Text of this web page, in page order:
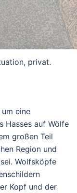
privat.
eine
Hasses auf Wölfe
großen Teil
Region und
Wolfsköpfe
Kopf und der